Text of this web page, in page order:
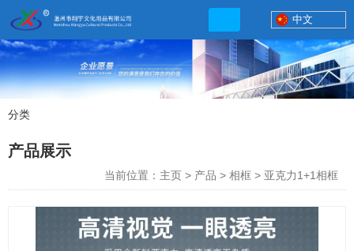
联系电话
中文
分类
产品展示
当前位置：主页 > 产品 > 相框 > 亚克力1+1相框